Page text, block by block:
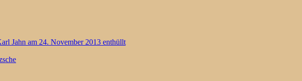
Jahn am 24. November 2013 enthüllt